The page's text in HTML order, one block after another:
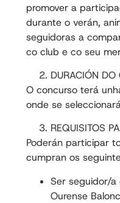
promover a
durante o verán,
seguidoras a
co club e co seu
DURACIÓN DO
O concurso terá
onde se
REQUISITOS
Poderán participar
cumpran os
Ser seguidor/
Ourense